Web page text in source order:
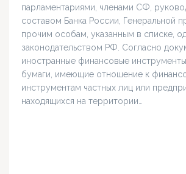
парламентариями, членами СФ,
составом Банка России, Генеральной
прочим особам, указанным в списке,
законодательством РФ. Согласно
иностранные финансовые
бумаги, имеющие отношение к
инструментам частных лиц или
находящихся на территории…